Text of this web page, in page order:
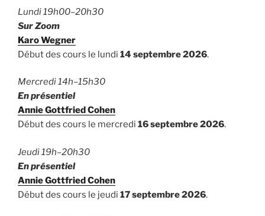
Lundi 19h00–20h30
Sur Zoom
Karo Wegner
Début des cours le lundi 14 septembre 2026.
Mercredi 14h–15h30
En présentiel
Annie Gottfried Cohen
Début des cours le mercredi 16 septembre 2026.
Jeudi 19h–20h30
En présentiel
Annie Gottfried Cohen
Début des cours le jeudi 17 septembre 2026.